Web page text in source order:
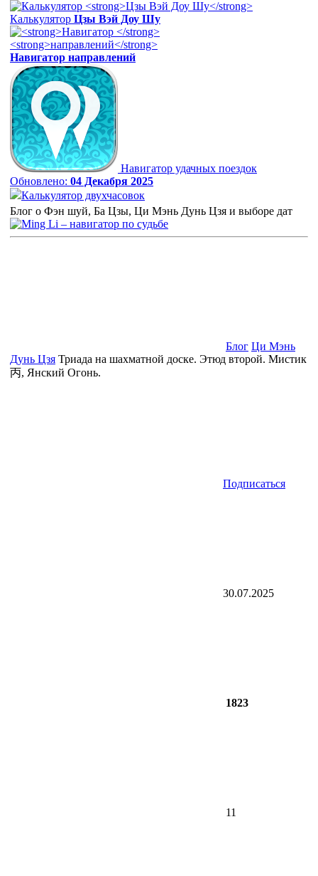
Калькулятор Цзы Вэй Доу Шу
Навигатор направлений
Навигатор удачных поездок
Обновлено: 04 Декабря 2025
Калькулятор двухчасовок
Блог о Фэн шуй, Ба Цзы, Ци Мэнь Дунь Цзя и выборе дат
Блог Ци Мэнь
Дунь Цзя Триада на шахматной доске. Этюд второй. Мистик
丙, Янский Огонь.
Подписаться
30.07.2025
1823
11